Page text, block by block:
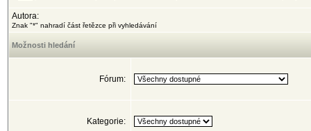
Autora:
Znak "*" nahradí část řetězce při vyhledávání
Možnosti hledání
Fórum:
Kategorie: